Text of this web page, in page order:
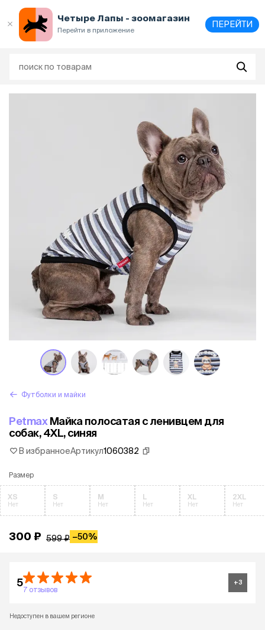
Четыре Лапы - зоомагазин
Перейти в приложение
ПЕРЕЙТИ
Футболки и майки
PetmaxМайка полосатая с ленивцем для
собак, 4XL, синяя
В избранноеАртикул1060382
Размер
XS
Нет
S
Нет
M
Нет
L
Нет
XL
Нет
2XL
Нет
300 ₽ 599 ₽ −50%
5
7 отзывов
+3
Недоступен в вашем регионе